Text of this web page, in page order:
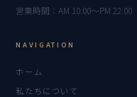
営業時間：AM 10:00〜PM 22:00
NAVIGATION
ホーム
私たちについて